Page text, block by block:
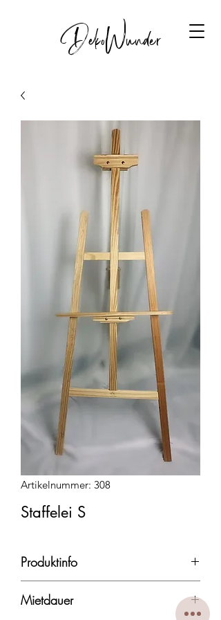
DekoWunder
Artikelnummer: 308
Staffelei S
Produktinfo
Mietdauer